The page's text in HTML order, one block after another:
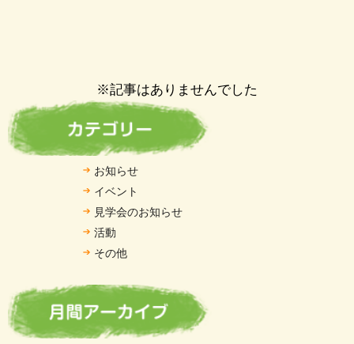
※記事はありませんでした
お知らせ
イベント
見学会のお知らせ
活動
その他